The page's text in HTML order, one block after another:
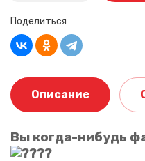
Поделиться
Описание
Вы когда-нибудь